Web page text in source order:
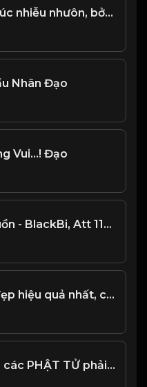
Thiên hạ lắm lúc nhiễu nhưôn, bởi lẽ người khó đoán! Đạo
Nhân Đạo
Vui...! Đạo
Phi Trường Buồn - BlackBi, Att 117, Bubu Snowy
họ Cách làm đẹp hiệu quả nhất, chính là Bảo Dũng! Đạo (1)
Cuốn sách mà các PHẬT TỬ phải đọc lại nhiều lần trong đời! Đạo